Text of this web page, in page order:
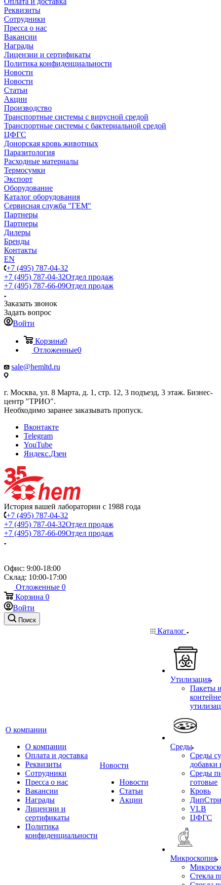
Реквизиты
Сотрудники
Пресса о нас
Вакансии
Награды
Лицензии и сертификаты
Политика конфиденциальности
Новости
Новости
Статьи
Акции
Производство
Транспортные системы с вирусной средой
Транспортные системы с бактериальной средой
ЦФГС
Донорская кровь животных
Паразитология
Расходные материалы
Термосумки
Экспорт
Оборудование
Каталог оборудования
Сервисная служба "ГЕМ"
Партнеры
Партнеры
Дилеры
Бренды
Контакты
EN
+7 (495) 787-04-32
+7 (495) 787-04-32Отдел продаж
+7 (495) 787-66-09Отдел продаж
Заказать звонок
Задать вопрос
Войти
Корзина0
Отложенные0
sale@hemltd.ru
г. Москва, ул. 8 Марта, д. 1, стр. 12, 3 подъезд, 3 этаж. Бизнес-
центр "ТРИО".
Необходимо заранее заказывать пропуск.
Вконтакте
Telegram
YouTube
Яндекс.Дзен
История вашей лаборатории с 1988 года
+7 (495) 787-04-32
+7 (495) 787-04-32Отдел продаж
+7 (495) 787-66-09Отдел продаж
Офис: 9:00-18:00
Склад: 10:00-17:00
Отложенные 0
Корзина 0
Войти
Поиск
О компании
О компании
Оплата и доставка
Реквизиты
Сотрудники
Пресса о нас
Вакансии
Награды
Лицензии и
сертификаты
Политика
конфиденциальности
Новости
Новости
Статьи
Акции
Каталог
Утилизация
Пакеты
Среды
Среды
добавки
Среды
готовые
Кровь
VLB
ЦФГС
Микроскопия
Стекла